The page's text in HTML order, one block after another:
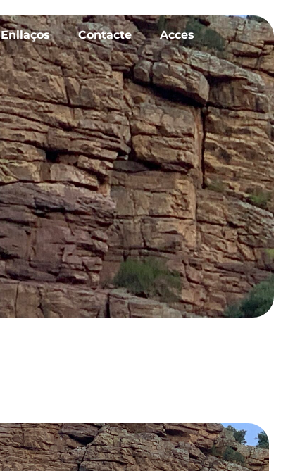
Enllaços Contacte Acces